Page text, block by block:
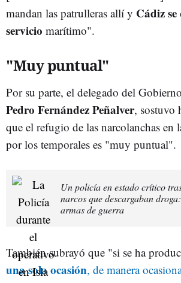
mandan las patrulleras allí y Cádiz
servicio marítimo".
"Muy puntual"
Por su parte, el delegado del
Pedro Fernández Peñalver, sostuvo
que el refugio de las narcolanchas en
por los temporales es "muy puntual".
Un policía en estado crítico
narcos que descargaban
armas de guerra
También subrayó que "si se ha
una sola ocasión, de manera